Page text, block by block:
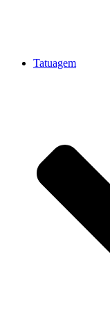
Tatuagem